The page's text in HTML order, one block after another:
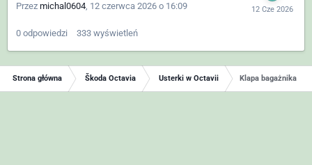
Przez michal0604, 12 czerwca 2026 o 16:09
0 odpowiedzi 333 wyświetleń
Strona główna Škoda Octavia Usterki w Octavii Klapa bagażnika